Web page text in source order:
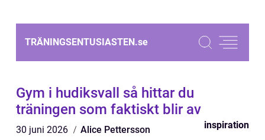
TRÄNINGSENTUSIASTEN.se
Gym i hudiksvall så hittar du
träningen som faktiskt blir av
30 juni 2026 Alice Pettersson inspiration